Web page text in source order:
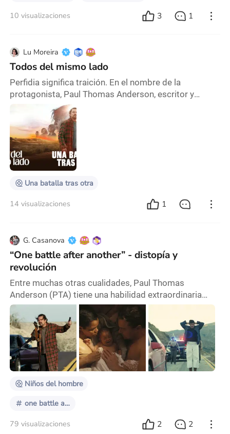
10 visualizaciones 3 1
Lu Moreira
Todos del mismo lado
Perfidia significa traición. En el nombre de la
protagonista, Paul Thomas Anderson, escritor y
director de One Battle after another, ya nos da pistas.
Y da luz sobre uno de sus temas característicos: los
límites de la moral. Este director, con una filmografía
lo suficientemente amplia que nos permite analizar
sus preocupaciones temáticas e intereses como
realizador, toca algunos de ellos en este t
Una batalla tras otra
14 visualizaciones 1
G. Casanova
“One battle after another” - distopía y
revolución
Entre muchas otras cualidades, Paul Thomas
Anderson (PTA) tiene una habilidad extraordinaria
para titular sus películas. Magnolia (1999), Punch-
drunk love (2002) y There will we blood (2007) son
algunos ejemplos. En estos títulos, a veces de manera
simbólica y otras veces literal, podemos sentir toda la
película. One battle after another (Una batalla detrás
de otra, 2025) no solamente es un gran t
Niños del hombre
one battle after another
79 visualizaciones 2 2